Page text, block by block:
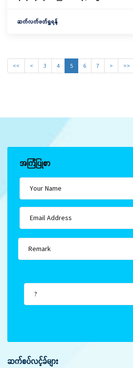
ဆက်လက်ဖတ်ရှုရန်
<< < 3 4 5 6 7 > >>
အကြံပြုစာ
ဆက်စပ်လင့်ခ်များ